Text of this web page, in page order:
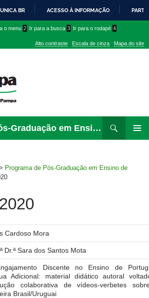
PARA
CONTEÚDO
BR ACESSO À INFORMAÇÃO
o menu 2 Ir para a busca 3 Ir para o rodapé 4
Alto contraste Escala de cinza Mapa do site
Programa de Pós-Graduação em Ensino de Línguas
para
Programa de Pós-Graduação em Ensino de
Cardoso Mora
Dr.ª Sara dos Santos Mota
Discente no Ensino de
Adicional: material didático autoral
colaborativa de vídeos-verbetes
Brasil/Uruguai